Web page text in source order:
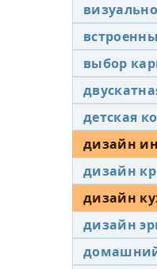
выбор
детская
дизайн
дизайн
дизайн
дизайн